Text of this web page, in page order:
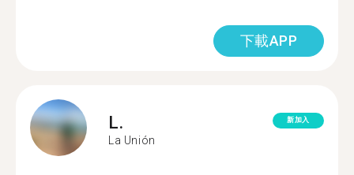
下載APP
L.
La Unión
新加入